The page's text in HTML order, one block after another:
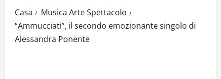
Casa
Musica Arte Spettacolo
“Ammucciati”, il secondo emozionante singolo di
Alessandra Ponente